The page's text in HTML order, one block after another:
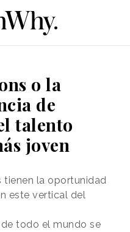
o la
de
talento
joven
tienen la oportunidad
este vertical del
todo el mundo se